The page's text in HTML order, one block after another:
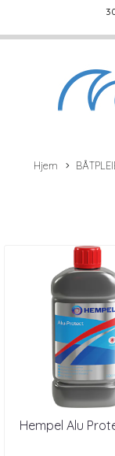
Hjem
Hempel Alu